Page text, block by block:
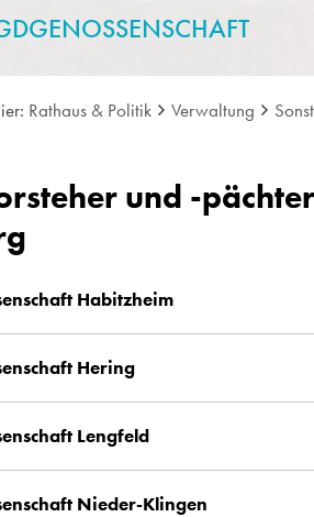
Rathaus & Politik Verwaltung
und -
Habitzheim
Hering
Lengfeld
Nieder-Klingen